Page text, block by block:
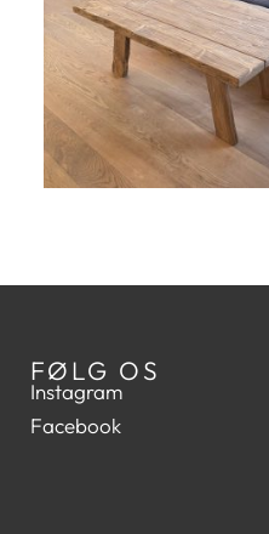
FØLG OS
Instagram
Facebook